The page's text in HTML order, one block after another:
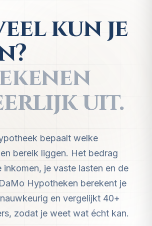
kun je
uit.
bepaalt welke
bereik liggen. Het bedrag
inkomen, je vaste lasten en de
Hypotheken berekent je
en vergelijkt 40+
zodat je weet wat écht kan.